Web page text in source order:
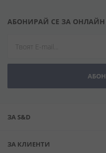
АБОНИРАЙ СЕ ЗА
ЗА S&D
ЗА КЛИЕНТИ